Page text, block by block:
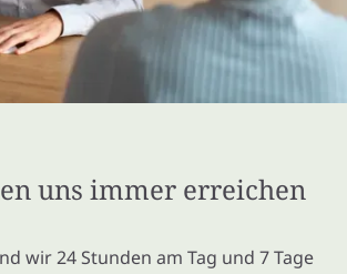
uns immer erreichen
wir 24 Stunden am Tag und 7 Tage